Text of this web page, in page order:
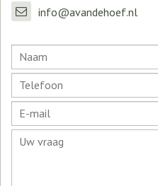
info@avandehoef.nl